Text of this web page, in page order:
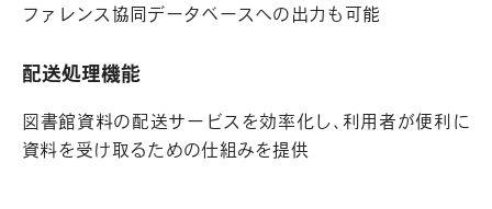
ファレンス協同データベースへの出力も可能
配送処理機能
図書館資料の配送サービスを効率化し、利用者が便利に
資料を受け取るための仕組みを提供